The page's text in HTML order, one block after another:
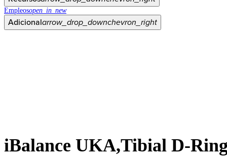
Empleosopen_in_new
Adicionalarrow_drop_downchevron_right
iBalance UKA,Tibial D-